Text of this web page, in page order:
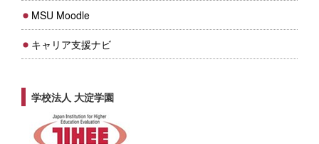
MSU Moodle
キャリア支援ナビ
学校法人 大淀学園